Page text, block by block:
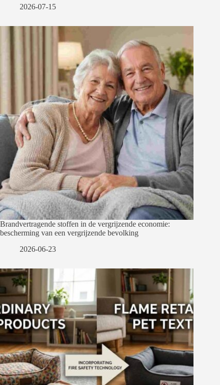
2026-07-15
Brandvertragende stoffen in de vergrijzende economie:
bescherming van een vergrijzende bevolking
2026-06-23